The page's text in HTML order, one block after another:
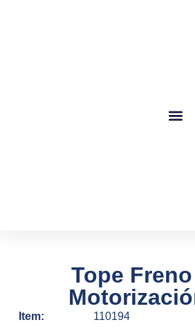
Tope
Item:
110194